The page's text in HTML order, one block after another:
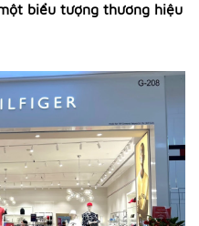
biểu tượng thương hiệu